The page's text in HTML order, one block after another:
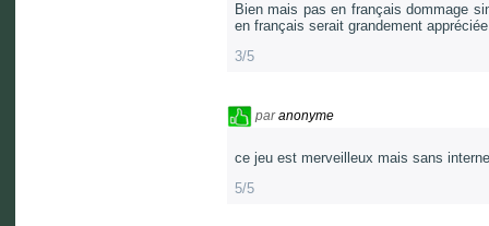
Bien mais pas en français dommage
en français serait grandement appréciée
3/5
paranonyme
ce jeu est merveilleux mais sans
5/5